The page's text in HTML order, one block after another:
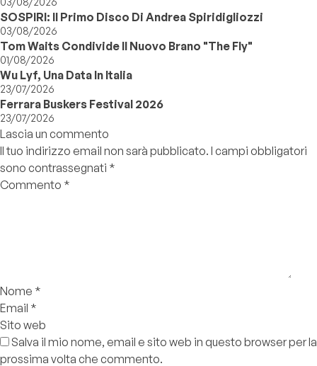
SOSPIRI: Il Primo Disco Di Andrea Spiridigliozzi
03/08/2026
Tom Waits Condivide Il Nuovo Brano "The Fly"
01/08/2026
Wu Lyf, Una Data In Italia
23/07/2026
Ferrara Buskers Festival 2026
23/07/2026
Lascia un commento
Il tuo indirizzo email non sarà pubblicato. I campi obbligatori
sono contrassegnati *
Commento *
Nome *
Email *
Sito web
Salva il mio nome, email e sito web in questo browser per la
prossima volta che commento.